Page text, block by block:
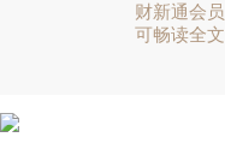
财新通会员
可畅读全文